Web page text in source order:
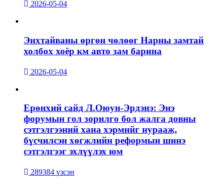
2026-05-04
Энхтайваны өргөн чөлөөг Нарны замтай
холбох хоёр км авто зам барина
2026-05-04
Ерөнхий сайд Л.Оюун-Эрдэнэ: Энэ
форумын гол зорилго бол жалга довны
сэтгэлгээний хана хэрмийг нурааж,
бүсчилсэн хөгжлийн реформын шинэ
сэтгэлгээг эхлүүлэх юм
289384 үзсэн